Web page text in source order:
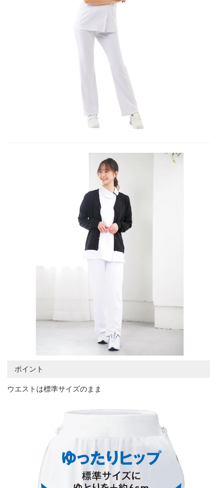
ポイント
ウエストは標準サイズのまま